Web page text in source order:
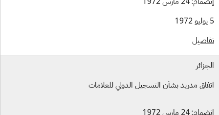
مدريد بشأن التسجيل الدولي للعلامات
24 مارس 1972